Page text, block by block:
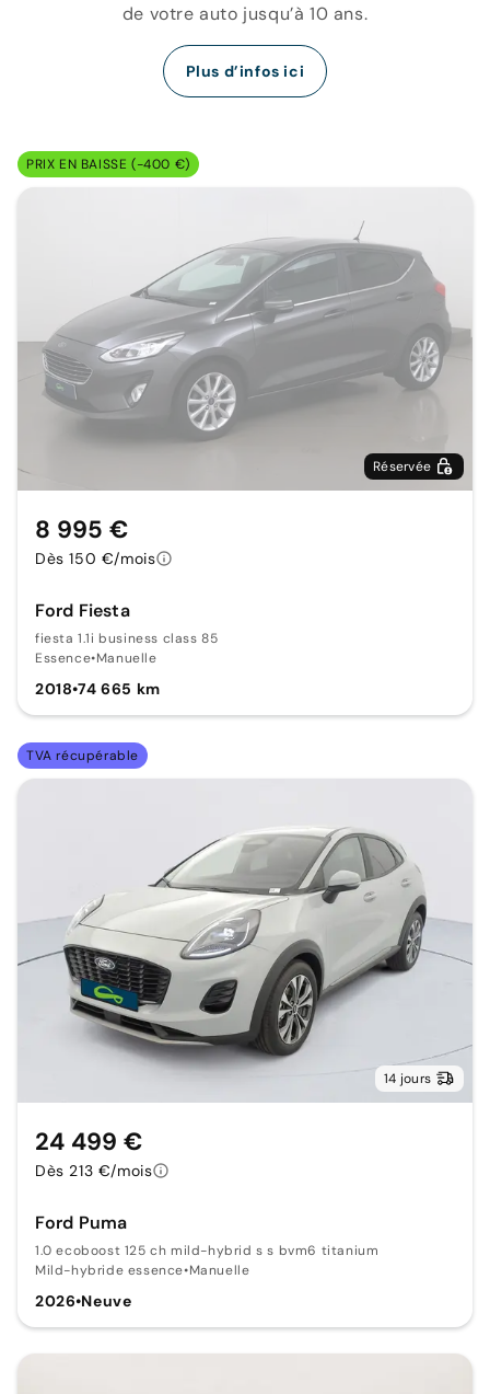
de votre auto jusqu’à 10 ans.
Plus d’infos ici
PRIX EN BAISSE (-400 €)
Réservée
Ford Fiesta
fiesta 1.1i business class 85
Essence•Manuelle
2018•74 665 km
8 995 €
Dès 150 €/mois
TVA récupérable
14 jours
Ford Puma
1.0 ecoboost 125 ch mild-hybrid s s bvm6 titanium
Mild-hybride essence•Manuelle
2026•Neuve
24 499 €
Dès 213 €/mois